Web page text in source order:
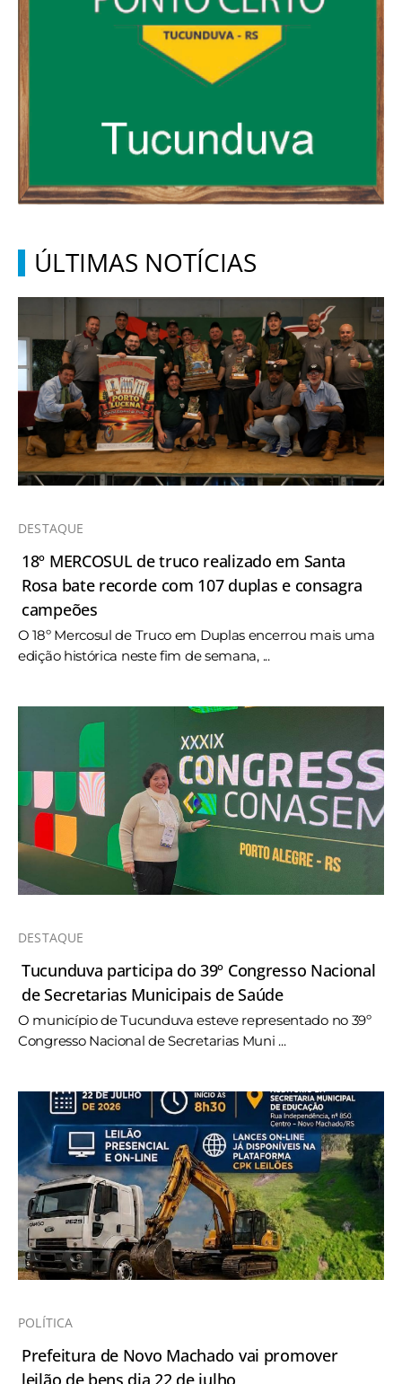
ÚLTIMAS NOTÍCIAS
DESTAQUE
18º MERCOSUL de truco realizado em Santa
Rosa bate recorde com 107 duplas e consagra
campeões
O 18º Mercosul de Truco em Duplas encerrou mais uma
edição histórica neste fim de semana, ...
DESTAQUE
Tucunduva participa do 39º Congresso Nacional
de Secretarias Municipais de Saúde
O município de Tucunduva esteve representado no 39º
Congresso Nacional de Secretarias Muni ...
POLÍTICA
Prefeitura de Novo Machado vai promover
leilão de bens dia 22 de julho